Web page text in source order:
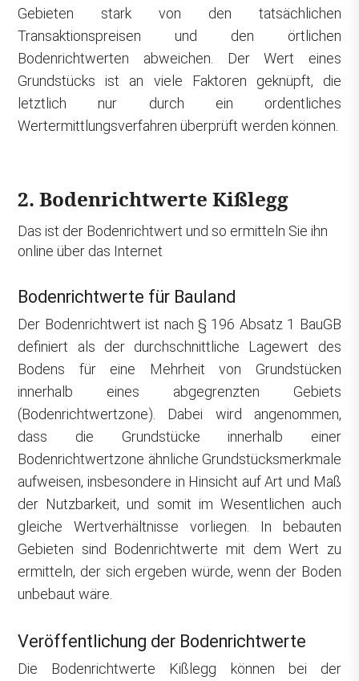
Gebieten stark von den tatsächlichen
Transaktionspreisen und den örtlichen
Bodenrichtwerten abweichen. Der Wert eines
Grundstücks ist an viele Faktoren geknüpft, die
letztlich nur durch ein ordentliches
Wertermittlungsverfahren überprüft werden können.
2. Bodenrichtwerte Kißlegg
Das ist der Bodenrichtwert und so ermitteln Sie ihn
online über das Internet
Bodenrichtwerte für Bauland
Der Bodenrichtwert ist nach § 196 Absatz 1 BauGB
definiert als der durchschnittliche Lagewert des
Bodens für eine Mehrheit von Grundstücken
innerhalb eines abgegrenzten Gebiets
(Bodenrichtwertzone). Dabei wird angenommen,
dass die Grundstücke innerhalb einer
Bodenrichtwertzone ähnliche Grundstücksmerkmale
aufweisen, insbesondere in Hinsicht auf Art und Maß
der Nutzbarkeit, und somit im Wesentlichen auch
gleiche Wertverhältnisse vorliegen. In bebauten
Gebieten sind Bodenrichtwerte mit dem Wert zu
ermitteln, der sich ergeben würde, wenn der Boden
unbebaut wäre.
Veröffentlichung der Bodenrichtwerte
Die Bodenrichtwerte Kißlegg können bei der